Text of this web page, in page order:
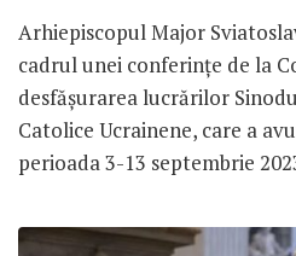
Arhiepiscopul Major
cadrul unei conferințe de la
desfășurarea lucrărilor
Catolice Ucrainene, care a
perioada 3-13 septembrie